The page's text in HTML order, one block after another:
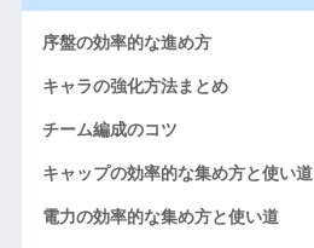
序盤の効率的な進め方
キャラの強化方法まとめ
チーム編成のコツ
キャップの効率的な集め方と使い道
電力の効率的な集め方と使い道